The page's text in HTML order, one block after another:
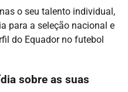
o seu talento individual,
para a seleção nacional e
do Equador no futebol
sobre as suas